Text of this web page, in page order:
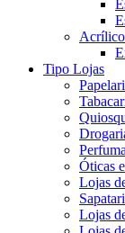
Tipo Lojas
Óticas
Lojas
Lojas